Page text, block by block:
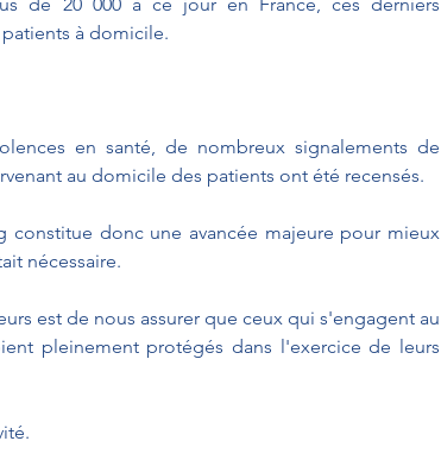
à domicile.
en santé, de nombreux signalements de
au domicile des patients ont été recensés.
constitue donc une avancée majeure pour mieux
nécessaire.
est de nous assurer que ceux qui s'engagent au
pleinement protégés dans l'exercice de leurs